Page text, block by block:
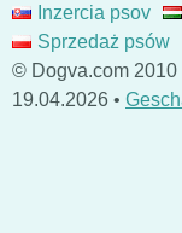
Inzercia psov
Sprzedaż psów
© Dogva.com 2010
19.04.2026 •